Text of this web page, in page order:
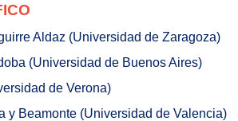
Aldaz (Universidad de Zaragoza)
(Universidad de Buenos Aires)
de Verona)
y Beamonte (Universidad de Valencia)